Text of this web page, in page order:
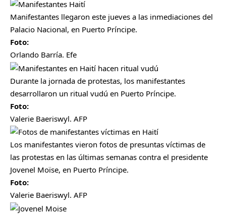
Manifestantes llegaron este jueves a las inmediaciones del
Palacio Nacional, en Puerto Príncipe.
Foto:
Orlando Barría. Efe
Durante la jornada de protestas, los manifestantes
desarrollaron un ritual vudú en Puerto Príncipe.
Foto:
Valerie Baeriswyl. AFP
Los manifestantes vieron fotos de presuntas víctimas de
las protestas en las últimas semanas contra el presidente
Jovenel Moïse, en Puerto Príncipe.
Foto:
Valerie Baeriswyl. AFP